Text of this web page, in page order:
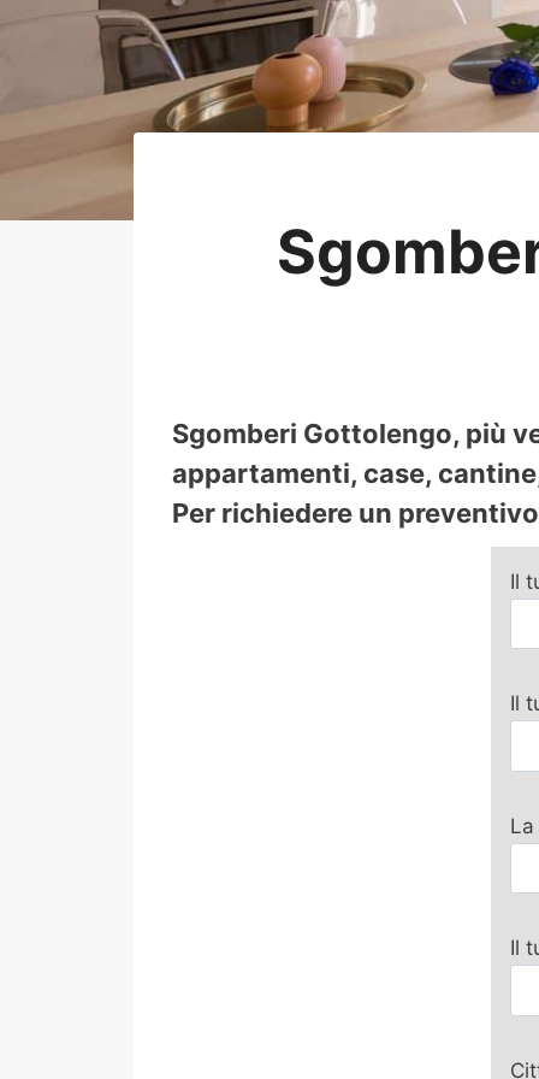
Sgomberi Gottolengo, più
appartamenti, case,
Per richiedere un
Il
Il
Il